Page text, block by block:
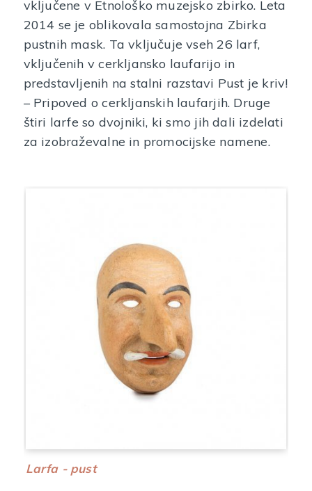
vključene v Etnološko muzejsko zbirko. Leta
2014 se je oblikovala samostojna Zbirka
pustnih mask. Ta vključuje vseh 26 larf,
vključenih v cerkljansko laufarijo in
predstavljenih na stalni razstavi Pust je kriv!
– Pripoved o cerkljanskih laufarjih. Druge
štiri larfe so dvojniki, ki smo jih dali izdelati
za izobraževalne in promocijske namene.
Larfa - pust